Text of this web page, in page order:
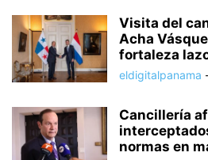
Visita del
Acha
fortaleza
eldigitalpanama
Cancillería
normas en